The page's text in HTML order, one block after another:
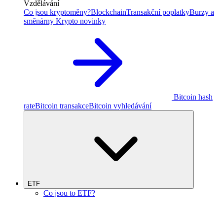
Vzdělávání
Co jsou kryptoměny?BlockchainTransakční poplatkyBurzy a
směnárny Krypto novinky
Bitcoin hash
rateBitcoin transakceBitcoin vyhledávání
ETF
Co jsou to ETF?